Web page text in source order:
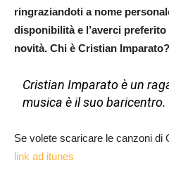
ringraziandoti a nome
disponibilità e l’averci
novità. Chi è Cristian
Cristian Imparato è un
musica è il suo baricentro.
Se volete scaricare le canzoni di
link ad itunes